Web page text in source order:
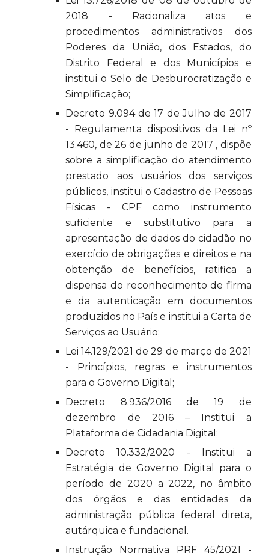
2018 - Racionaliza atos e
procedimentos administrativos dos
Poderes da União, dos Estados, do
Distrito Federal e dos Municípios e
institui o Selo de Desburocratização e
Simplificação;
Decreto 9.094 de 17 de Julho de 2017
- Regulamenta dispositivos da Lei nº
13.460, de 26 de junho de 2017 , dispõe
sobre a simplificação do atendimento
prestado aos usuários dos serviços
públicos, institui o Cadastro de Pessoas
Físicas - CPF como instrumento
suficiente e substitutivo para a
apresentação de dados do cidadão no
exercício de obrigações e direitos e na
obtenção de benefícios, ratifica a
dispensa do reconhecimento de firma
e da autenticação em documentos
produzidos no País e institui a Carta de
Serviços ao Usuário;
Lei 14.129/2021 de 29 de março de 2021
- Princípios, regras e instrumentos
para o Governo Digital;
Decreto 8.936/2016 de 19 de
dezembro de 2016 – Institui a
Plataforma de Cidadania Digital;
Decreto 10.332/2020 - Institui a
Estratégia de Governo Digital para o
período de 2020 a 2022, no âmbito
dos órgãos e das entidades da
administração pública federal direta,
autárquica e fundacional.
Instrução Normativa PRF 45/2021 -